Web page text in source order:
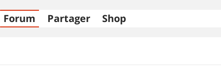
Forum Partager Shop